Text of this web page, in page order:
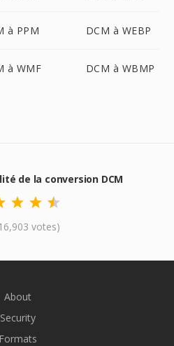
à PPM DCM à WEBP
à WMF DCM à WBMP
de la conversion DCM
votes)
About
Security
Formats